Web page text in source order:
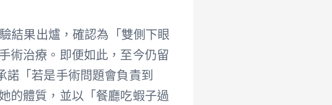
結果出爐，確認為「雙側下眼
術治療。即便如此，至今仍留
諾「若是手術問題會負責到
的體質，並以「餐廳吃蝦子過